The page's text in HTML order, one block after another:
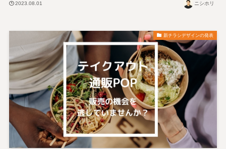
2023.08.01 ニシホリ
新チラシデザインの発表